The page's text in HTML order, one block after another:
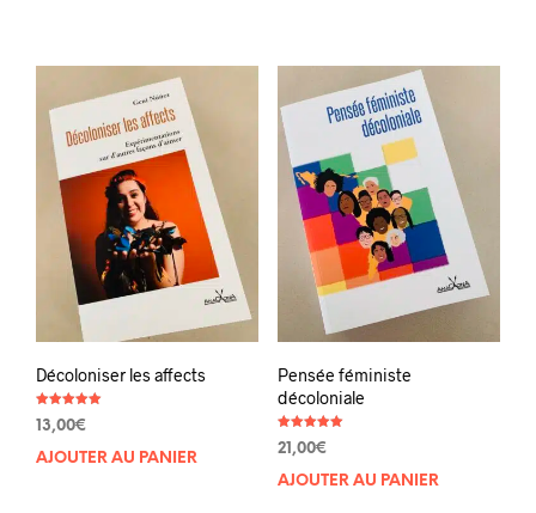
Décoloniser les affects
5.00
13,00€
AJOUTER AU PANIER
Pensée féministe
décoloniale
5.00
21,00€
AJOUTER AU PANIER